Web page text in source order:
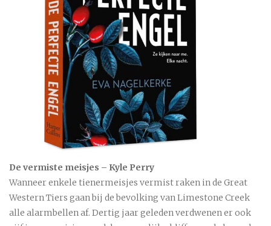
De vermiste meisjes – Kyle Perry
Wanneer enkele tienermeisjes vermist raken in de Great
Western Tiers gaan bij de bevolking van Limestone Creek
alle alarmbellen af. Dertig jaar geleden verdwenen er ook